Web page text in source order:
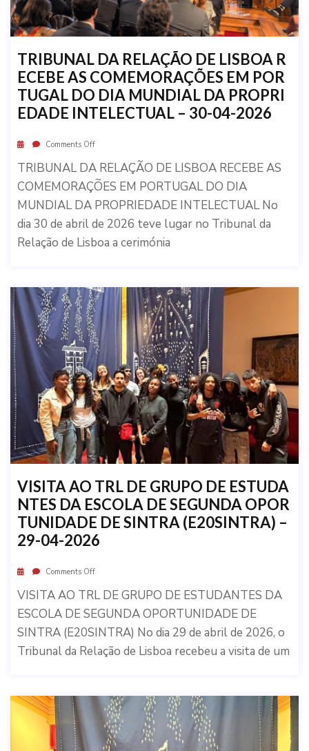
TRIBUNAL DA RELAÇÃO DE LISBOA R
ECEBE AS COMEMORAÇÕES EM POR
TUGAL DO DIA MUNDIAL DA PROPRI
EDADE INTELECTUAL – 30-04-2026
Comments Off
TRIBUNAL DA RELAÇÃO DE LISBOA RECEBE AS
COMEMORAÇÕES EM PORTUGAL DO DIA
MUNDIAL DA PROPRIEDADE INTELECTUAL No
dia 30 de abril de 2026 teve lugar no Tribunal da
Relação de Lisboa a cerimónia
VISITA AO TRL DE GRUPO DE ESTUDA
NTES DA ESCOLA DE SEGUNDA OPOR
TUNIDADE DE SINTRA (E20SINTRA) –
29-04-2026
Comments Off
VISITA AO TRL DE GRUPO DE ESTUDANTES DA
ESCOLA DE SEGUNDA OPORTUNIDADE DE
SINTRA (E20SINTRA) No dia 29 de abril de 2026, o
Tribunal da Relação de Lisboa recebeu a visita de um